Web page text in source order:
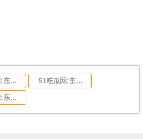
51吃瓜网:东莞到贵州省物流运输,东莞到贵州省物流公司 51吃瓜网:东莞到四川省物流专线,东莞到四川省物流公司
51吃瓜网:东莞到广西物流专线,东莞到广西物流公司